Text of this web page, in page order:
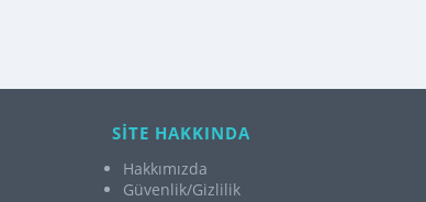
SİTE HAKKINDA
Hakkımızda
Güvenlik/Gizlilik